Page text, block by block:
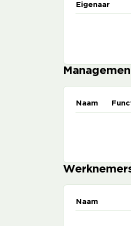
Eigenaar
Naam
Naam